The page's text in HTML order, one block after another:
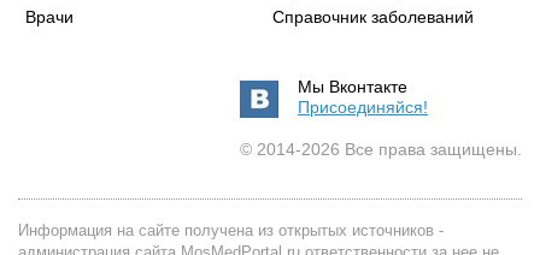
Врачи
Справочник заболеваний
Мы Вконтакте
Присоединяйся!
© 2014-2026 Все права защищены.
Информация на сайте получена из открытых источников -